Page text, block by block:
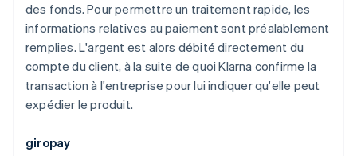
des fonds. Pour permettre un traitement rapide, les
informations relatives au paiement sont préalablement
remplies. L'argent est alors débité directement du
compte du client, à la suite de quoi Klarna confirme la
transaction à l'entreprise pour lui indiquer qu'elle peut
expédier le produit.
giropay